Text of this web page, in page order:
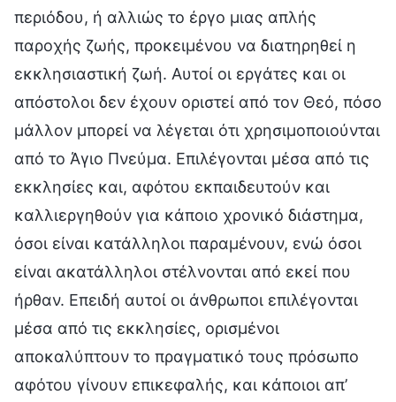
περιόδου, ή αλλιώς το έργο μιας απλής
παροχής ζωής, προκειμένου να διατηρηθεί η
εκκλησιαστική ζωή. Αυτοί οι εργάτες και οι
απόστολοι δεν έχουν οριστεί από τον Θεό, πόσο
μάλλον μπορεί να λέγεται ότι χρησιμοποιούνται
από το Άγιο Πνεύμα. Επιλέγονται μέσα από τις
εκκλησίες και, αφότου εκπαιδευτούν και
καλλιεργηθούν για κάποιο χρονικό διάστημα,
όσοι είναι κατάλληλοι παραμένουν, ενώ όσοι
είναι ακατάλληλοι στέλνονται από εκεί που
ήρθαν. Επειδή αυτοί οι άνθρωποι επιλέγονται
μέσα από τις εκκλησίες, ορισμένοι
αποκαλύπτουν το πραγματικό τους πρόσωπο
αφότου γίνουν επικεφαλής, και κάποιοι απ’